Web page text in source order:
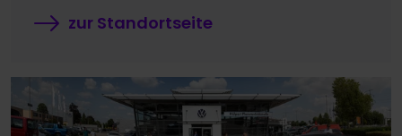
zur Standortseite